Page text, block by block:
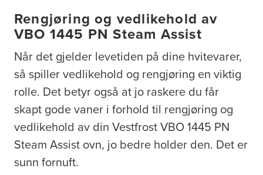
Rengjøring og vedlikehold av
VBO 1445 PN Steam Assist
Når det gjelder levetiden på dine hvitevarer,
så spiller vedlikehold og rengjøring en viktig
rolle. Det betyr også at jo raskere du får
skapt gode vaner i forhold til rengjøring og
vedlikehold av din Vestfrost VBO 1445 PN
Steam Assist ovn, jo bedre holder den. Det er
sunn fornuft.